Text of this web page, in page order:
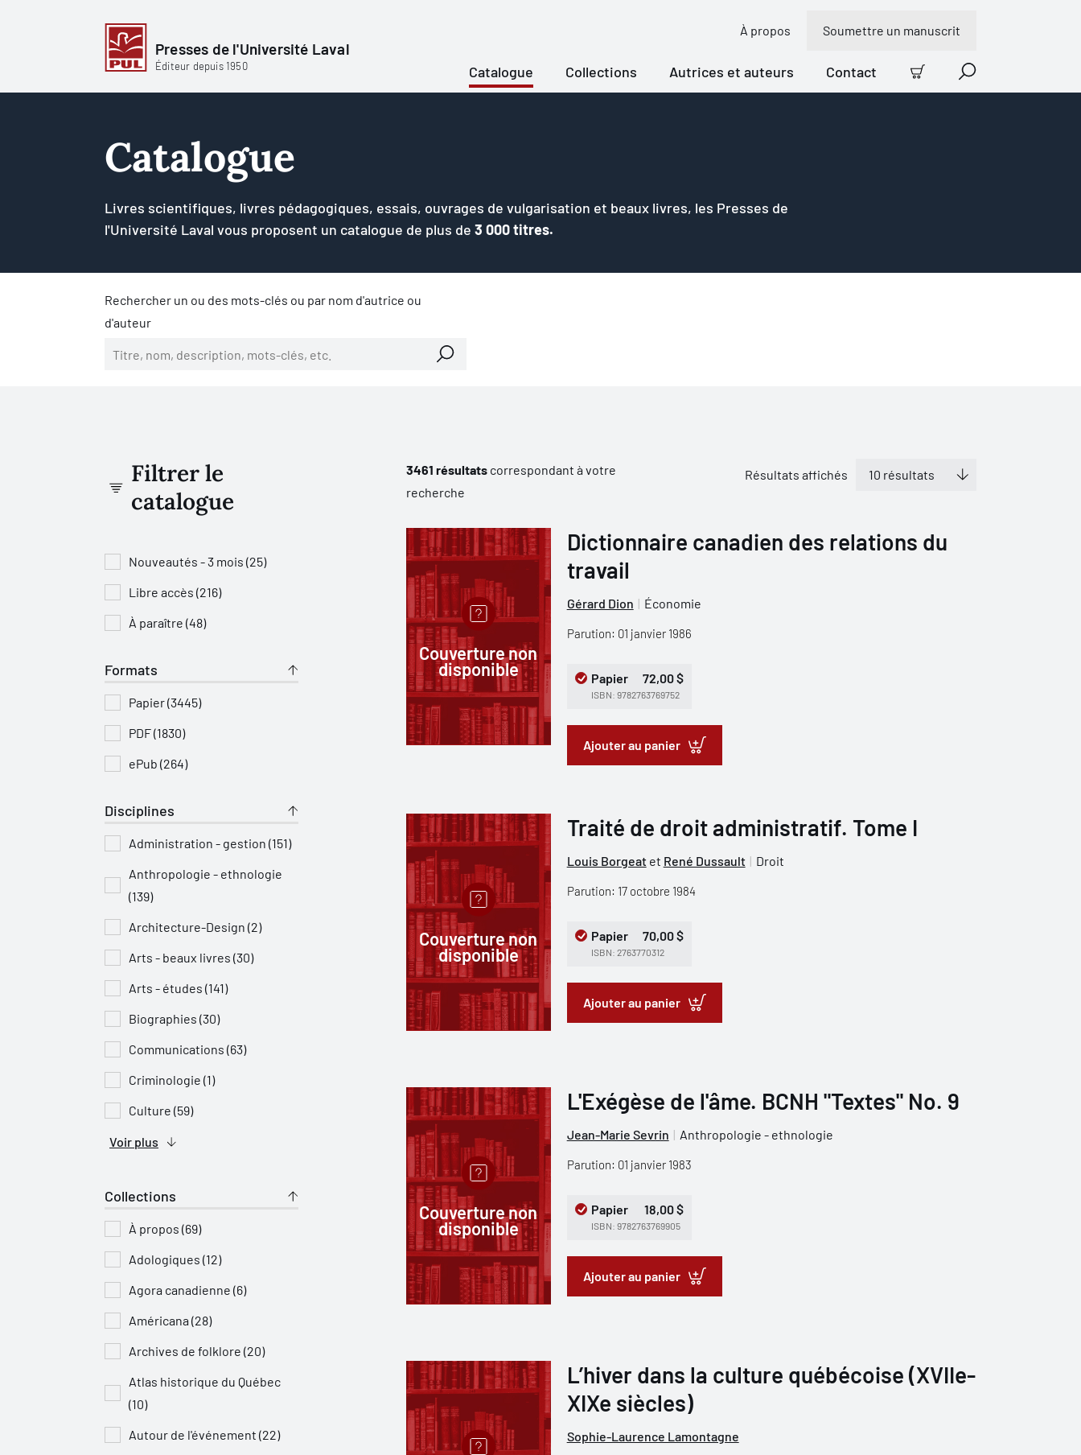
Presses de l'Université Laval
Éditeur depuis 1950
À propos Soumettre un manuscrit
Catalogue Collections Autrices et auteurs Contact
Panier Recherche
Catalogue
Livres scientifiques, livres pédagogiques, essais, ouvrages de vulgarisation et beaux livres, les Presses de
l'Université Laval vous proposent un catalogue de plus de 3 000 titres.
Rechercher un ou des mots-clés ou par nom d'autrice ou
d'auteur
Filtrer le
catalogue
Nouveautés - 3 mois (25)
Libre accès (216)
À paraître (48)
Formats
Papier (3445)
PDF (1830)
ePub (264)
Disciplines
Administration - gestion (151)
Anthropologie - ethnologie
(139)
Architecture-Design (2)
Arts - beaux livres (30)
Arts - études (141)
Biographies (30)
Communications (63)
Criminologie (1)
Culture (59)
Voir plus
Collections
À propos (69)
Adologiques (12)
Agora canadienne (6)
Américana (28)
Archives de folklore (20)
Atlas historique du Québec
(10)
Autour de l'événement (22)
3461 résultatscorrespondant à votre
recherche
Résultats affichés
Couverture non
disponible
Dictionnaire canadien des relations du
travail
Gérard Dion Économie
Parution: 01 janvier 1986
Papier 72,00 $
ISBN: 9782763769752
Ajouter au panier
Couverture non
disponible
Traité de droit administratif. Tome I
Louis Borgeatet René Dussault Droit
Parution: 17 octobre 1984
Papier 70,00 $
ISBN: 2763770312
Ajouter au panier
Couverture non
disponible
L'Exégèse de l'âme. BCNH "Textes" No. 9
Jean-Marie Sevrin Anthropologie - ethnologie
Parution: 01 janvier 1983
Papier 18,00 $
ISBN: 9782763769905
Ajouter au panier
L’hiver dans la culture québécoise (XVIIe-
XIXe siècles)
Sophie-Laurence Lamontagne